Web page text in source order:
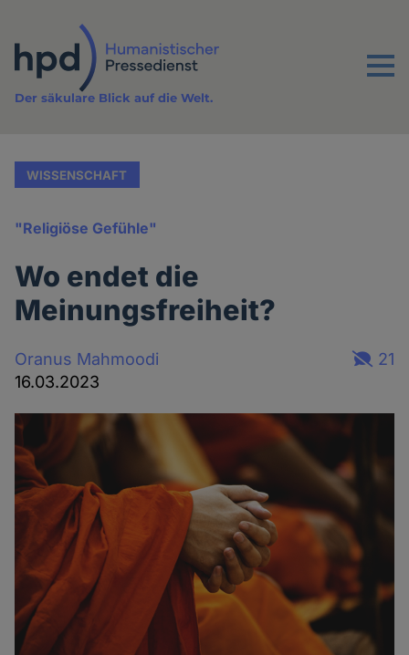
Inhalt
Menu
Der säkulare Blick auf die Welt.
WISSENSCHAFT
"Religiöse Gefühle"
Wo endet die
Meinungsfreiheit?
Oranus Mahmoodi
16.03.2023
21